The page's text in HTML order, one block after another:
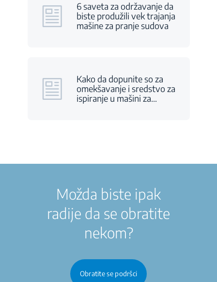
6 saveta za održavanje da
biste produžili vek trajanja
mašine za pranje sudova
Kako da dopunite so za
omekšavanje i sredstvo za
ispiranje u mašini za…
Možda biste ipak
radije da se obratite
nekom?
Obratite se podršci